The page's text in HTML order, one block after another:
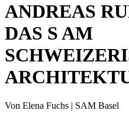
ANDREAS
DAS S AM
Von Elena Fuchs | SAM Basel